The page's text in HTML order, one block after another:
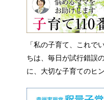
「私の子育て、これ
ちは、毎日が試行錯誤
に、大切な子育てのヒ